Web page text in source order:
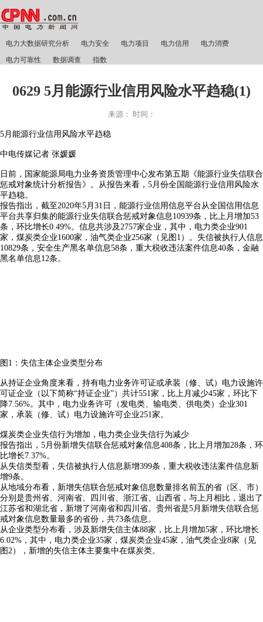
电力大数据研究分析 电力安全 电力项目 电力信用
电力消费
电力可靠性
数据调查 指数
0629 5月能源行业信用风险水平趋稳(1)
来源： 时间：
5月能源行业信用风险水平趋稳
中电传媒记者 张媛媛
日前，国家能源局电力业务资质管理中心发布第五期《能源行业失信联合
惩戒对象统计分析报告》。从报告来看，5月份全国能源行业信用风险水
平趋稳。
报告指出，截至2020年5月31日，能源行业信用信息平台从全国信用信息
平台共享归集的能源行业失信联合惩戒对象信息10939条，比上月增加53
条，环比增长0.49%。信息共涉及2757家企业，其中，电力类企业901
家，煤炭类企业1600家，油气类企业256家（见图1）。失信被执行人信息
10829条，安全生产黑名单信息58条，重大税收违法案件信息40条，金融
黑名单信息12条。
图1：失信主体企业类型分布
从持证企业角度来看，持有电力业务许可证或承装（修、试）电力设施许
可证企业（以下简称“持证企业”）共计551家，比上月减少45家，环比下
降7.56%。其中，电力业务许可（发电类、输电类、供电类）企业301
家，承装（修、试）电力设施许可企业251家。
煤炭类企业失信行为增加，电力类企业失信行为减少
报告指出，5月份新增失信联合惩戒对象信息408条，比上月增加28条，环
比增长7.37%。
从失信类型看，失信被执行人信息新增399条，重大税收违法案件信息新
增9条。
从地域分布看，新增失信联合惩戒对象信息数量排名前五的省（区、市）
分别是贵州省、河南省、四川省、浙江省、山西省，与上月相比，退出了
江苏省和湖北省，新增了河南省和四川省。贵州省是5月新增失信联合惩
戒对象信息数量最多的省份，共73条信息。
从企业类型分布看，涉及新增失信主体88家，比上月增加5家，环比增长
6.02%，其中，电力类企业35家，煤炭类企业45家，油气类企业8家（见
图2），新增的失信主体主要集中在煤炭类。